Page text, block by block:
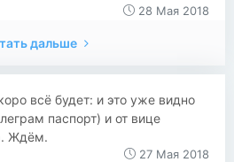
28 Мая 2018
дальше
всё будет: и это уже видно
паспорт) и от вице
Ждём.
27 Мая 2018